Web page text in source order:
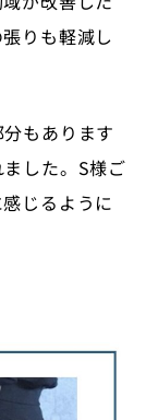
りも軽減し
もあります
した。S様ご
じるように